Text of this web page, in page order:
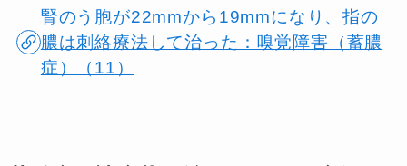
腎のう胞が22mmから19mmになり、指の
膿は刺絡療法して治った：嗅覚障害（蓄膿
症）（11）